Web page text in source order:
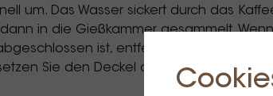
um. Das Wasser sickert durch das
in die Gießkammer gesammelt.
ist, entfernen Sie die
Sie den Deckel auf die